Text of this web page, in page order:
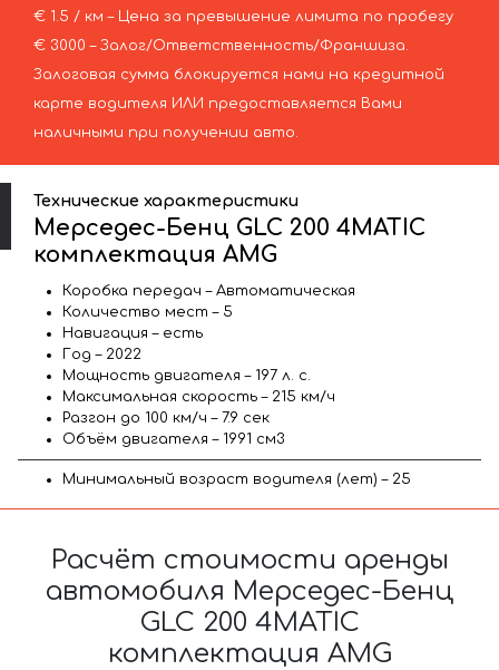
€ 1.5 / км – Цена за превышение лимита по пробегу
€ 3000 – Залог/Ответственность/Франшиза.
Залоговая сумма блокируется нами на кредитной
карте водителя ИЛИ предоставляется Вами
наличными при получении авто.
Технические характеристики
Мерседес-Бенц GLC 200 4MATIC
комплектация AMG
Коробка передач – Автоматическая
Количество мест – 5
Навигация – есть
Год – 2022
Мощность двигателя – 197 л. с.
Максимальная скорость – 215 км/ч
Разгон до 100 км/ч – 7.9 сек
Объём двигателя – 1991 см3
Минимальный возраст водителя (лет) – 25
Расчёт стоимости аренды
автомобиля Мерседес-Бенц
GLC 200 4MATIC
комплектация AMG